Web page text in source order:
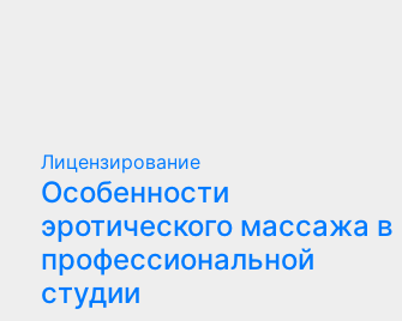
Лицензирование
Особенности
эротического массажа в
профессиональной
студии